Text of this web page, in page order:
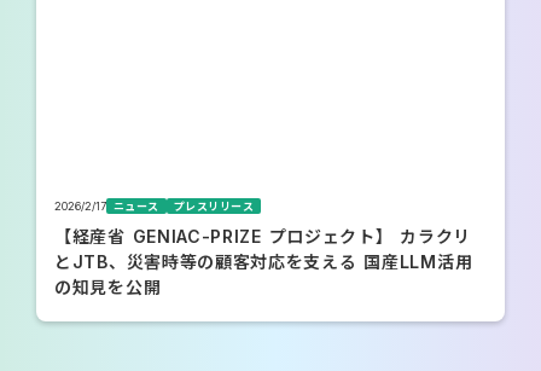
ニュース プレスリリース
2026/2/17
【経産省 GENIAC-PRIZE プロジェクト】 カラクリ
とJTB、災害時等の顧客対応を支える 国産LLM活用
の知見を公開